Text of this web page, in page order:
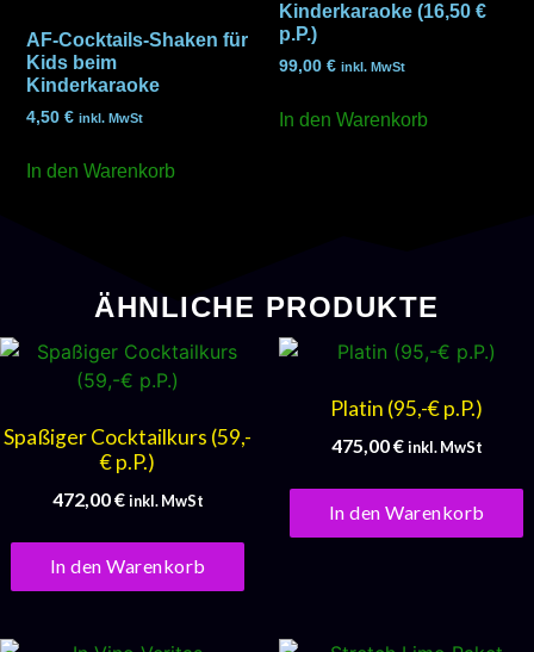
AF-Cocktails-Shaken für
Kids beim
Kinderkaraoke
4,50€ inkl. MwSt
In den Warenkorb
Kinderkaraoke (16,50 €
p.P.)
99,00 € inkl. MwSt
In den Warenkorb
ÄHNLICHE PRODUKTE
Spaßiger Cocktailkurs (59,-
€ p.P.)
472,00€ inkl. MwSt
In den Warenkorb
Platin (95,-€ p.P.)
475,00€ inkl. MwSt
In den Warenkorb